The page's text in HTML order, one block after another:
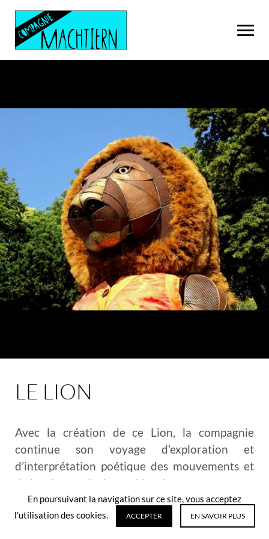
LE LION
Avec la création de ce Lion, la compagnie
continue son voyage d’exploration et
d’interprétation poétique des mouvements et
de la mise en vie de machineries.
Notre inspiration pour la construction des
animaux composant notre bestiaire prend sa
En poursuivant la navigation sur ce site, vous acceptez
l'utilisation des cookies.
ACCEPTER EN SAVOIR PLUS